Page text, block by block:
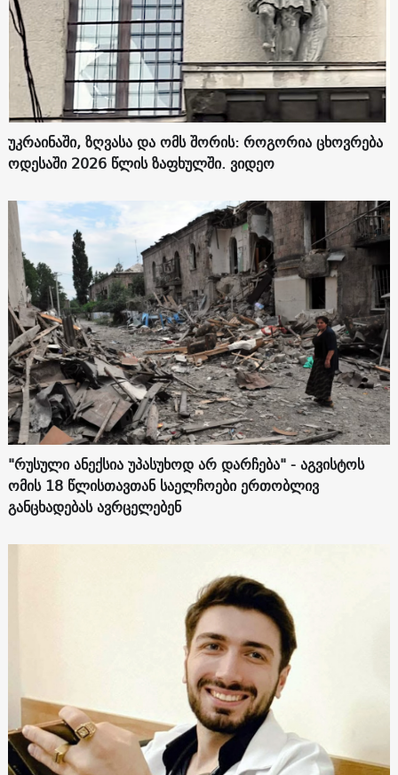
უკრაინაში, ზღვასა და ომს შორის: როგორია ცხოვრება
ოდესაში 2026 წლის ზაფხულში. ვიდეო
"რუსული ანექსია უპასუხოდ არ დარჩება" - აგვისტოს
ომის 18 წლისთავთან საელჩოები ერთობლივ
განცხადებას ავრცელებენ